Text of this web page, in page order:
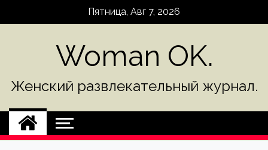
Пятница, Авг 7, 2026
Woman OK.
Женский развлекательный журнал.